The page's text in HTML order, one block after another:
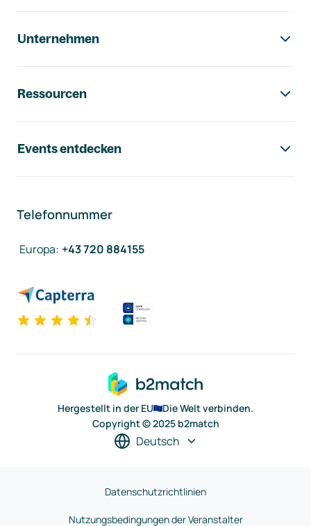
Unternehmen
Ressourcen
Events entdecken
Telefonnummer
Europa: +43 720 884155
Hergestellt in der EU
Die Welt verbinden.
Copyright © 2025 b2match
Deutsch
Datenschutzrichtlinien
Nutzungsbedingungen der Veranstalter